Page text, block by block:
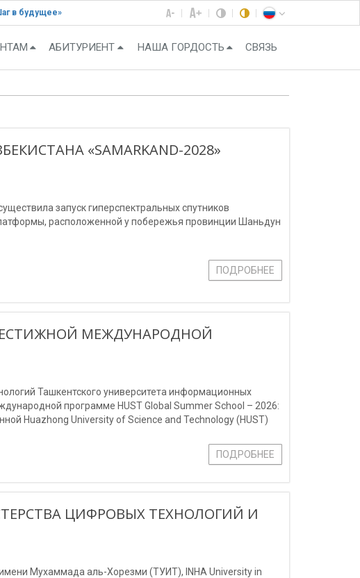
в будущее»
АБИТУРИЕНТ НАША ГОРДОСТЬ СВЯЗЬ
«SAMARKAND-2028»
запуск гиперспектральных спутников
расположенной у побережья провинции Шаньдун
ПОДРОБНЕЕ
МЕЖДУНАРОДНОЙ
Ташкентского университета информационных
программе HUST Global Summer School – 2026:
Huazhong University of Science and Technology (HUST)
ПОДРОБНЕЕ
ЦИФРОВЫХ ТЕХНОЛОГИЙ И
Мухаммада аль-Хорезми (ТУИТ), INHA University in